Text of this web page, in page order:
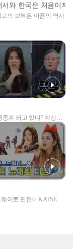
서와 한국은 처음이지
고의 보복은 아픔의 역사를
중계 되고 있다? 예상치
어나는 불법촬영 범죄!
이로 만든✨ KATSEYE